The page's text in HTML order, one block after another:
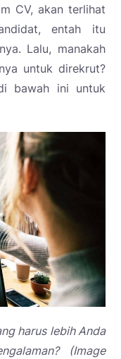
CV, akan terlihat
entah itu
Lalu, manakah
untuk direkrut?
bawah ini untuk
harus lebih Anda
(Image